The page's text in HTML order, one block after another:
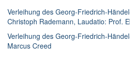
Verleihung des Georg-Friedrich-
Christoph Rademann, Laudatio: Prof.
Verleihung des Georg-Friedrich-
Marcus Creed